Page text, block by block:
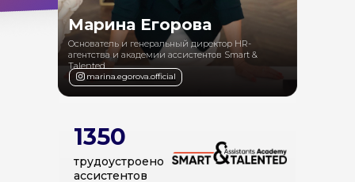
трудоустроено
ассистентов
1350
Марина Егорова
Основатель и генеральный директор HR-
агентства и академии ассистентов Smart &
Talented
marina.egorova.official